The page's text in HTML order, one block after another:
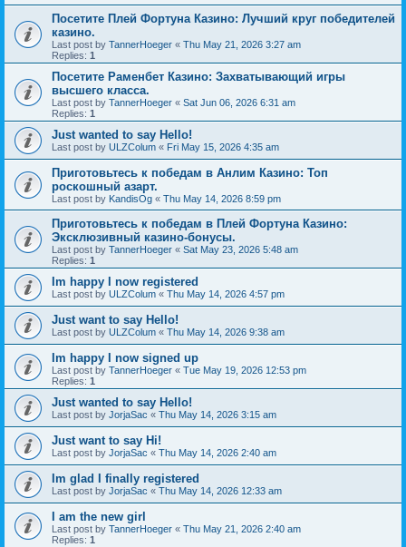
Посетите Плей Фортуна Казино: Лучший круг победителей
казино.
Last post by TannerHoeger « Thu May 21, 2026 3:27 am
Replies: 1
Посетите Раменбет Казино: Захватывающий игры
высшего класса.
Last post by TannerHoeger « Sat Jun 06, 2026 6:31 am
Replies: 1
Just wanted to say Hello!
Last post by ULZColum « Fri May 15, 2026 4:35 am
Приготовьтесь к победам в Анлим Казино: Топ
роскошный азарт.
Last post by KandisOg « Thu May 14, 2026 8:59 pm
Приготовьтесь к победам в Плей Фортуна Казино:
Эксклюзивный казино-бонусы.
Last post by TannerHoeger « Sat May 23, 2026 5:48 am
Replies: 1
Im happy I now registered
Last post by ULZColum « Thu May 14, 2026 4:57 pm
Just want to say Hello!
Last post by ULZColum « Thu May 14, 2026 9:38 am
Im happy I now signed up
Last post by TannerHoeger « Tue May 19, 2026 12:53 pm
Replies: 1
Just wanted to say Hello!
Last post by JorjaSac « Thu May 14, 2026 3:15 am
Just want to say Hi!
Last post by JorjaSac « Thu May 14, 2026 2:40 am
Im glad I finally registered
Last post by JorjaSac « Thu May 14, 2026 12:33 am
I am the new girl
Last post by TannerHoeger « Thu May 21, 2026 2:40 am
Replies: 1